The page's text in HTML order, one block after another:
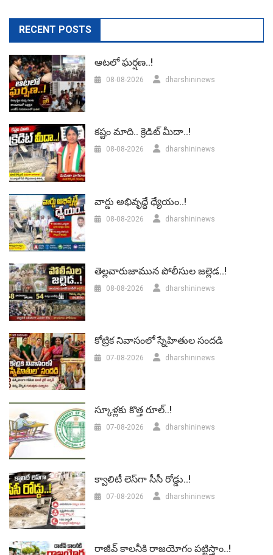
RECENT POSTS
ఆటలో ఘర్షణ..!
08-08-2026 dharshininews
కష్టం మాది.. క్రెడిట్ మీదా..!
08-08-2026 dharshininews
వార్డు అభివృద్ధే ధ్యేయం..!
08-08-2026 dharshininews
తెల్లవారుజామున పోలీసుల జల్లెడ..!
08-08-2026 dharshininews
కోట్రిక నివాసంలో స్నేహితుల సందడి
07-08-2026 dharshininews
స్కూళ్లకు కొత్త రూల్..!
07-08-2026 dharshininews
క్వాలిటీ లెస్‌గా సీసీ రోడ్డు..!
07-08-2026 dharshininews
రాజీవ్ కాలనీకి రాజయోగం పట్టిస్తాం..!